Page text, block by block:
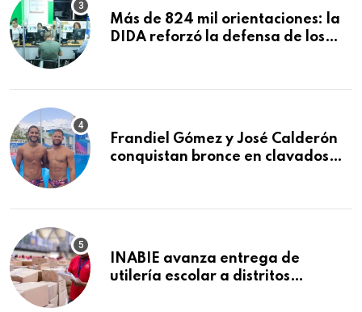
Más de 824 mil orientaciones: la
DIDA reforzó la defensa de los
Frandiel Gómez y José Calderón
conquistan bronce en clavados
INABIE avanza entrega de
utilería escolar a distritos